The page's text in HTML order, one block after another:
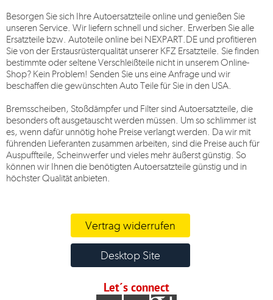
Besorgen Sie sich Ihre Autoersatzteile online und genießen Sie
unseren Service. Wir liefern schnell und sicher. Erwerben Sie alle
Ersatzteile bzw. Autoteile online bei NEXPART.DE und profitieren
Sie von der Erstausrüsterqualität unserer KFZ Ersatzteile. Sie finden
bestimmte oder seltene Verschleißteile nicht in unserem Online-
Shop? Kein Problem! Senden Sie uns eine Anfrage und wir
beschaffen die gewünschten Auto Teile für Sie in den USA.
Bremsscheiben, Stoßdämpfer und Filter sind Autoersatzteile, die
besonders oft ausgetauscht werden müssen. Um so schlimmer ist
es, wenn dafür unnötig hohe Preise verlangt werden. Da wir mit
führenden Lieferanten zusammen arbeiten, sind die Preise auch für
Auspuffteile, Scheinwerfer und vieles mehr äußerst günstig. So
können wir Ihnen die benötigten Autoersatzteile günstig und in
höchster Qualität anbieten.
Vertrag widerrufen
Desktop Site
Let´s connect